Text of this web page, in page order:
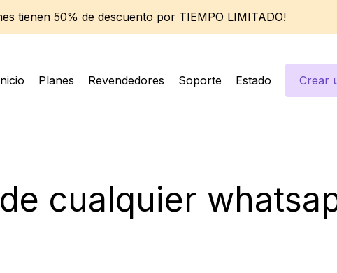
tienen 50% de descuento por TIEMPO LIMITADO!
Planes Revendedores Soporte Estado Crear
cualquier